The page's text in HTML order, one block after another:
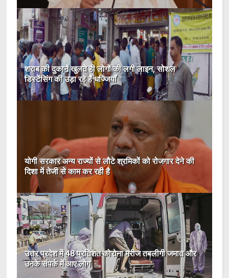
शराब की दुकानें खुलते ही लोगों की लगी लाइन, सोशल
डिस्टेंसिंग की उड़ा रहे हैं धज्जियाँ
योगी सरकार अन्य राज्यों से लौटे श्रमिकों को रोजगार देने की
दिशा में तेजी से काम कर रही है
उत्तर प्रदेश में 48 प्रतिशत कोरोना मरीज तबलीगी जमात और
उनके संपर्क में आए लोग